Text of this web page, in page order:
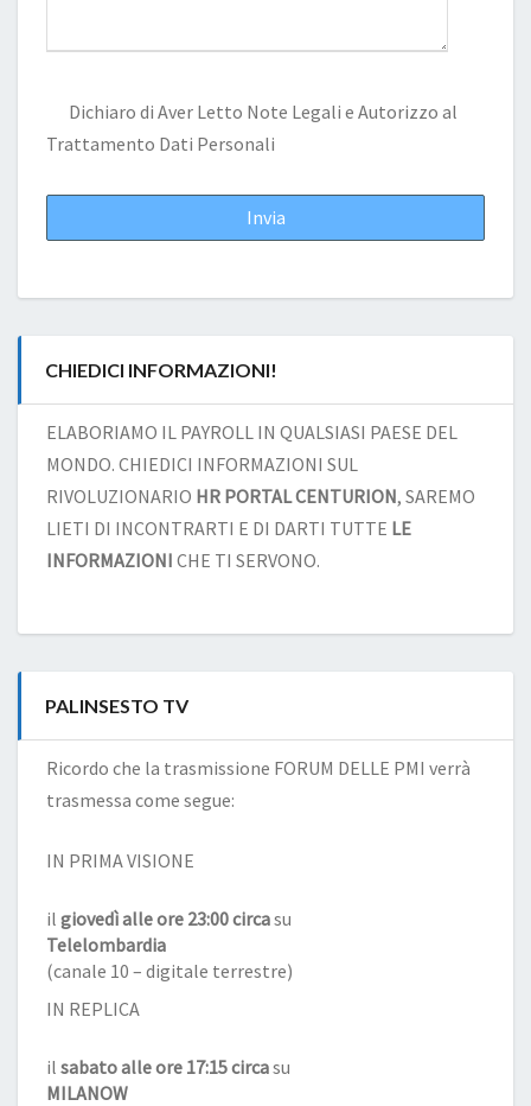
Dichiaro di Aver Letto Note Legali e Autorizzo al
Trattamento Dati Personali
CHIEDICI INFORMAZIONI!
ELABORIAMO IL PAYROLL IN QUALSIASI PAESE DEL
MONDO. CHIEDICI INFORMAZIONI SUL
RIVOLUZIONARIO HR PORTAL CENTURION, SAREMO
LIETI DI INCONTRARTI E DI DARTI TUTTE LE
INFORMAZIONI CHE TI SERVONO.
PALINSESTO TV
Ricordo che la trasmissione FORUM DELLE PMI verrà
trasmessa come segue:
IN PRIMA VISIONE
il giovedì alle ore 23:00 circasu
Telelombardia
(canale 10 – digitale terrestre)
IN REPLICA
il sabato alle ore 17:15 circasu
MILANOW